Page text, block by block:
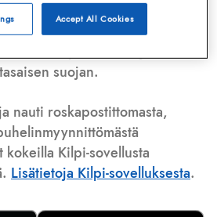
automaattisesti, jos kyseessä on
, sähköpostiosoitetai
päivitetään jatkuvasti,
suojan.
nauti roskapostittomasta,
Kilpi-sovellusta
Lisätietoja Kilpi-sovelluksesta.
Accept All Cookies